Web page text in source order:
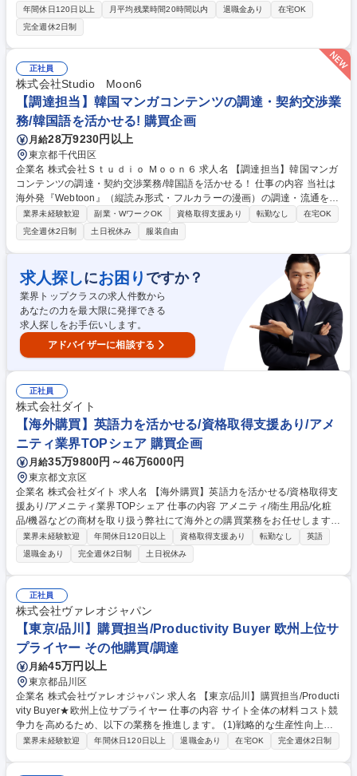
任せします。基本は船での輸送が主になりますが、緊急度や状況により、
空輸での対応も行っております。 【詳細】■輸出実務：海外拠点からのオ
ーダーに対し、在庫確認からフォワーダー・輸送手配、輸出書類（S/C、I
V、PL、原産地証明、COA等）の作成まで一貫して対応。各国規制に合わ
せた正確なデリバリーを実現します。 ■在庫調達・需要予測：数ヶ月のリ
ードタイムを見越し、各国の需要を予測。国内調達部門と連携した発注業
務や、流動的な在庫数量の適正管理を行います。 募集職種 【グローバル
購買】ポーラ・オルビスグループ/リモート週2日可/残業月10h程度
年間休日120日以上 月平均残業時間20時間以内 退職金あり
在宅OK
完全週休2日制
正社員
株式会社Studio Moon6
【調達担当】韓国マンガコンテンツの調達・契約交渉業
務/韓国語を活かせる! 購買企画
月給28万9230円以上
東京都千代田区
企業名 株式会社Ｓｔｕｄｉｏ Ｍｏｏｎ６ 求人名 【調達担当】韓国マンガ
コンテンツの調達・契約交渉業務/韓国語を活かせる！ 仕事の内容 当社は
海外発『Webtoon』（縦読み形式・フルカラーの漫画）の調達・流通を行
っております。韓国コンテンツの理解と韓国語スキルを活かし、調達業務
を中核としつつ、韓国の素晴らしい作品を日本の読者に届ける「文 化の架
け橋」としての役割を担っていただきます。 【詳細】■韓国マンガコンテ
ンツの調達・契約交渉業務（契約締結、納品・素材管理、条件交渉、権利
確認など）■韓国企業との折衝・連絡（メール、MTG、翻訳対応）■韓国
出張と現地イベント参加・商談■新規コンテンツプロバイダーの開拓 募集
職種 【調達担当】韓国マンガコンテンツの調達・契約交渉業務/韓国語を
活かせる！
業界未経験歓迎 副業・WワークOK 資格取得支援あり 転勤なし
在宅OK
完全週休2日制
土日祝休み 服装自由
求人探しにお困り ですか？
業界トップクラスの求人件数から
あなたの力を最大限に発揮できる
求人探しをお手伝いします。
アドバイザーに相談する
正社員
株式会社ダイト
【海外購買】英語力を活かせる/資格取得支援あり/アメ
ニティ業界TOPシェア 購買企画
月給35万9800円～46万6000円
東京都文京区
企業名 株式会社ダイト 求人名 【海外購買】英語力を活かせる/資格取得支
援あり/アメニティ業界TOPシェア 仕事の内容 アメニティ/衛生用品/化粧
品/機器などの商材を取り扱う弊社にて海外との購買業務をお任せします。
・発注業務/加工注文/納期追跡および前倒し調整/棚卸 ・商品開発/仕入先開
拓ならびに仕入値上げ対応/原価削減 ・利益計算/検査、申請関連/品質関連/
検品 募集職種 【海外購買】英語力を活かせる/資格取得支援あり/アメニテ
ィ業界TOPシェア
業界未経験歓迎 年間休日120日以上 資格取得支援あり 転勤なし
英語
退職金あり
完全週休2日制 土日祝休み
正社員
株式会社ヴァレオジャパン
【東京/品川】購買担当/Productivity Buyer 欧州上位サ
プライヤー その他購買/調達
月給45万円以上
東京都品川区
企業名 株式会社ヴァレオジャパン 求人名 【東京/品川】購買担当/Producti
vity Buyer★欧州上位サプライヤー 仕事の内容 サイト全体の材料コスト競
争力を高めるため、以下の業務を推進します。 (1)戦略的な生産性向上（P
roductivity）の推進：■予算に基づきコスト削減を計画・実行(2)サプライ
業界未経験歓迎 年間休日120日以上 退職金あり 在宅OK 完全週休2日制